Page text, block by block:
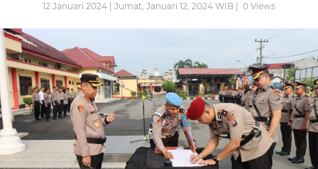
12 Januari 2024 | Jumat, Januari 12, 2024 WIB | 0 Views